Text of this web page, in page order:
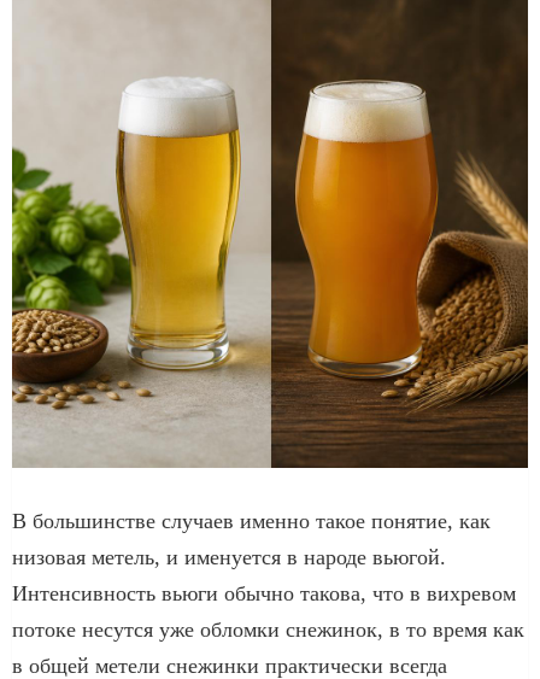
В большинстве случаев именно такое понятие, как
низовая метель, и именуется в народе вьюгой.
Интенсивность вьюги обычно такова, что в вихревом
потоке несутся уже обломки снежинок, в то время как
в общей метели снежинки практически всегда